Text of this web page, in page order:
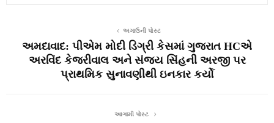
અગાઉની પોસ્ટ
અમદાવાદ: પીએમ મોદી ડિગ્રી કેસમાં ગુજરાત HCએ
અરવિંદ કેજરીવાલ અને સંજય સિંહની અરજી પર
પ્રાથમિક સુનાવણીથી ઇનકાર કર્યો
આગામી પોસ્ટ